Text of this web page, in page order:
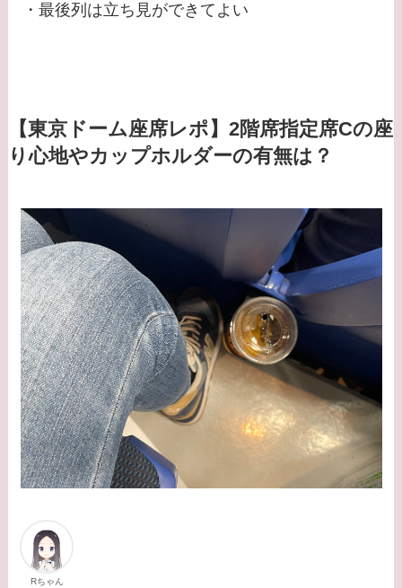
・最後列は立ち見ができてよい
【東京ドーム座席レポ】2階席指定席Cの座
り心地やカップホルダーの有無は？
Rちゃん